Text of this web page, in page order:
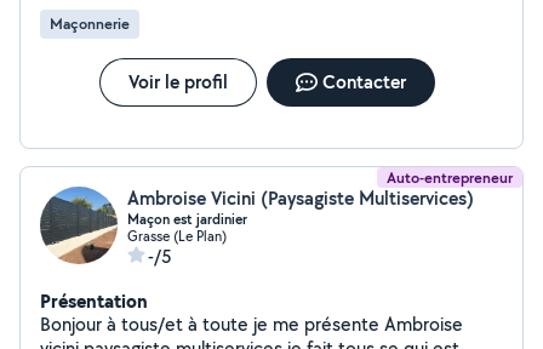
Maçonnerie
Voir le profil Contacter
Auto-entrepreneur
Ambroise Vicini (Paysagiste Multiservices)
Maçon est jardinier
Grasse (Le Plan)
-/5
Présentation
Bonjour à tous/et à toute je me présente Ambroise